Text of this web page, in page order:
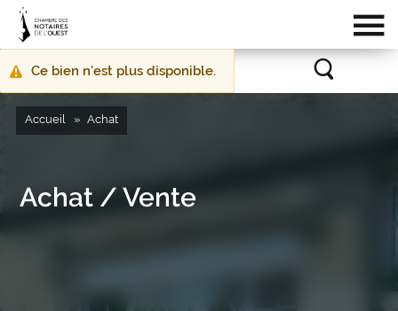
Message
d'avertissement
Ce bien n'est plus disponible.
Accueil Achat
Achat / Vente